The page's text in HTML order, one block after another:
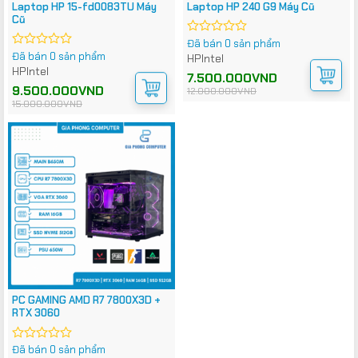
Laptop HP 15-fd0083TU Máy
Cũ
Được
xếp
0
5
Đã bán 0 sản phẩm
HPIntel
15.000.000VND
Giá
gốc
là:
9.500.000VND
Giá
hiện
tại
9.500.000VND.
Laptop HP 240 G9 Máy Cũ
Được
xếp
0
5
Đã bán 0 sản phẩm
HPIntel
12.000.000VND
Giá
gốc
là:
7.500.000VND
Giá
hiện
tại
PC GAMING AMD R7 7800X3D +
RTX 3060
Được
Đã bán 0 sản phẩm